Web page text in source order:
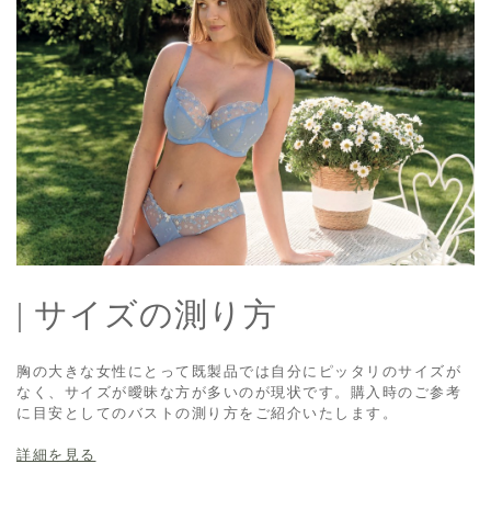
| サイズの測り方
胸の大きな女性にとって既製品では自分にピッタリのサイズが
なく、サイズが曖昧な方が多いのが現状です。購入時のご参考
に目安としてのバストの測り方をご紹介いたします。
詳細を見る